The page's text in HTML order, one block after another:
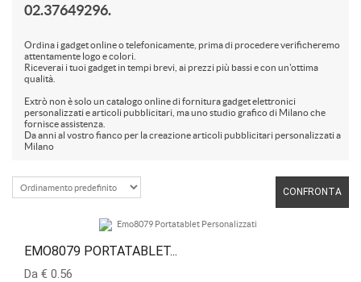
02.37649296.
Ordina i gadget online o telefonicamente, prima di procedere verificheremo
attentamente logo e colori.
Riceverai i tuoi gadget in tempi brevi, ai prezzi più bassi e con un'ottima
qualità.
Extrò non è solo un catalogo online di fornitura gadget elettronici
personalizzati e articoli pubblicitari, ma uno studio grafico di Milano che
fornisce assistenza.
Da anni al vostro fianco per la creazione articoli pubblicitari personalizzati a
Milano
CONFRONTA
EMO8079 PORTATABLET...
Da € 0.56